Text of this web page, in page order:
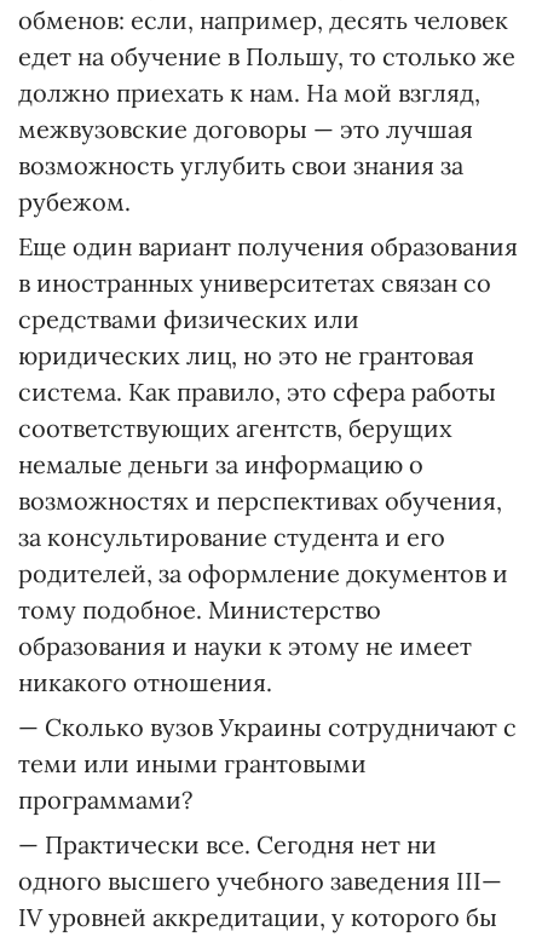
обменов: если, например, десять человек
едет на обучение в Польшу, то столько же
должно приехать к нам. На мой взгляд,
межвузовские договоры — это лучшая
возможность углубить свои знания за
рубежом.
Еще один вариант получения образования
в иностранных университетах связан со
средствами физических или
юридических лиц, но это не грантовая
система. Как правило, это сфера работы
соответствующих агентств, берущих
немалые деньги за информацию о
возможностях и перспективах обучения,
за консультирование студента и его
родителей, за оформление документов и
тому подобное. Министерство
образования и науки к этому не имеет
никакого отношения.
— Сколько вузов Украины сотрудничают с
теми или иными грантовыми
программами?
— Практически все. Сегодня нет ни
одного высшего учебного заведения ІІІ—
IV уровней аккредитации, у которого бы